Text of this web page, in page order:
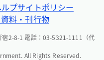
プサイトポリシー
料・刊行物
2-8-1 電話：03-5321-1111（代
All Rights Reserved.